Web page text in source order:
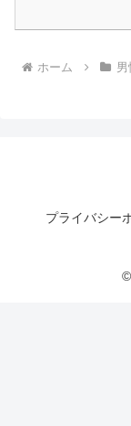
ホーム 男
プライバシー